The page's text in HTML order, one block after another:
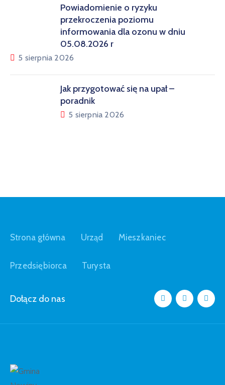
Powiadomienie o ryzyku
przekroczenia poziomu
informowania dla ozonu w dniu
05.08.2026 r
5 sierpnia 2026
Jak przygotować się na upał –
poradnik
5 sierpnia 2026
Strona główna Urząd Mieszkaniec
Przedsiębiorca Turysta
Dołącz do nas